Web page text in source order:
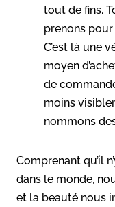
tout de fins.
prenons
C’est là une
moyen
de
moins
nommons
Comprenant qu’il
dans le monde,
et la beauté nous